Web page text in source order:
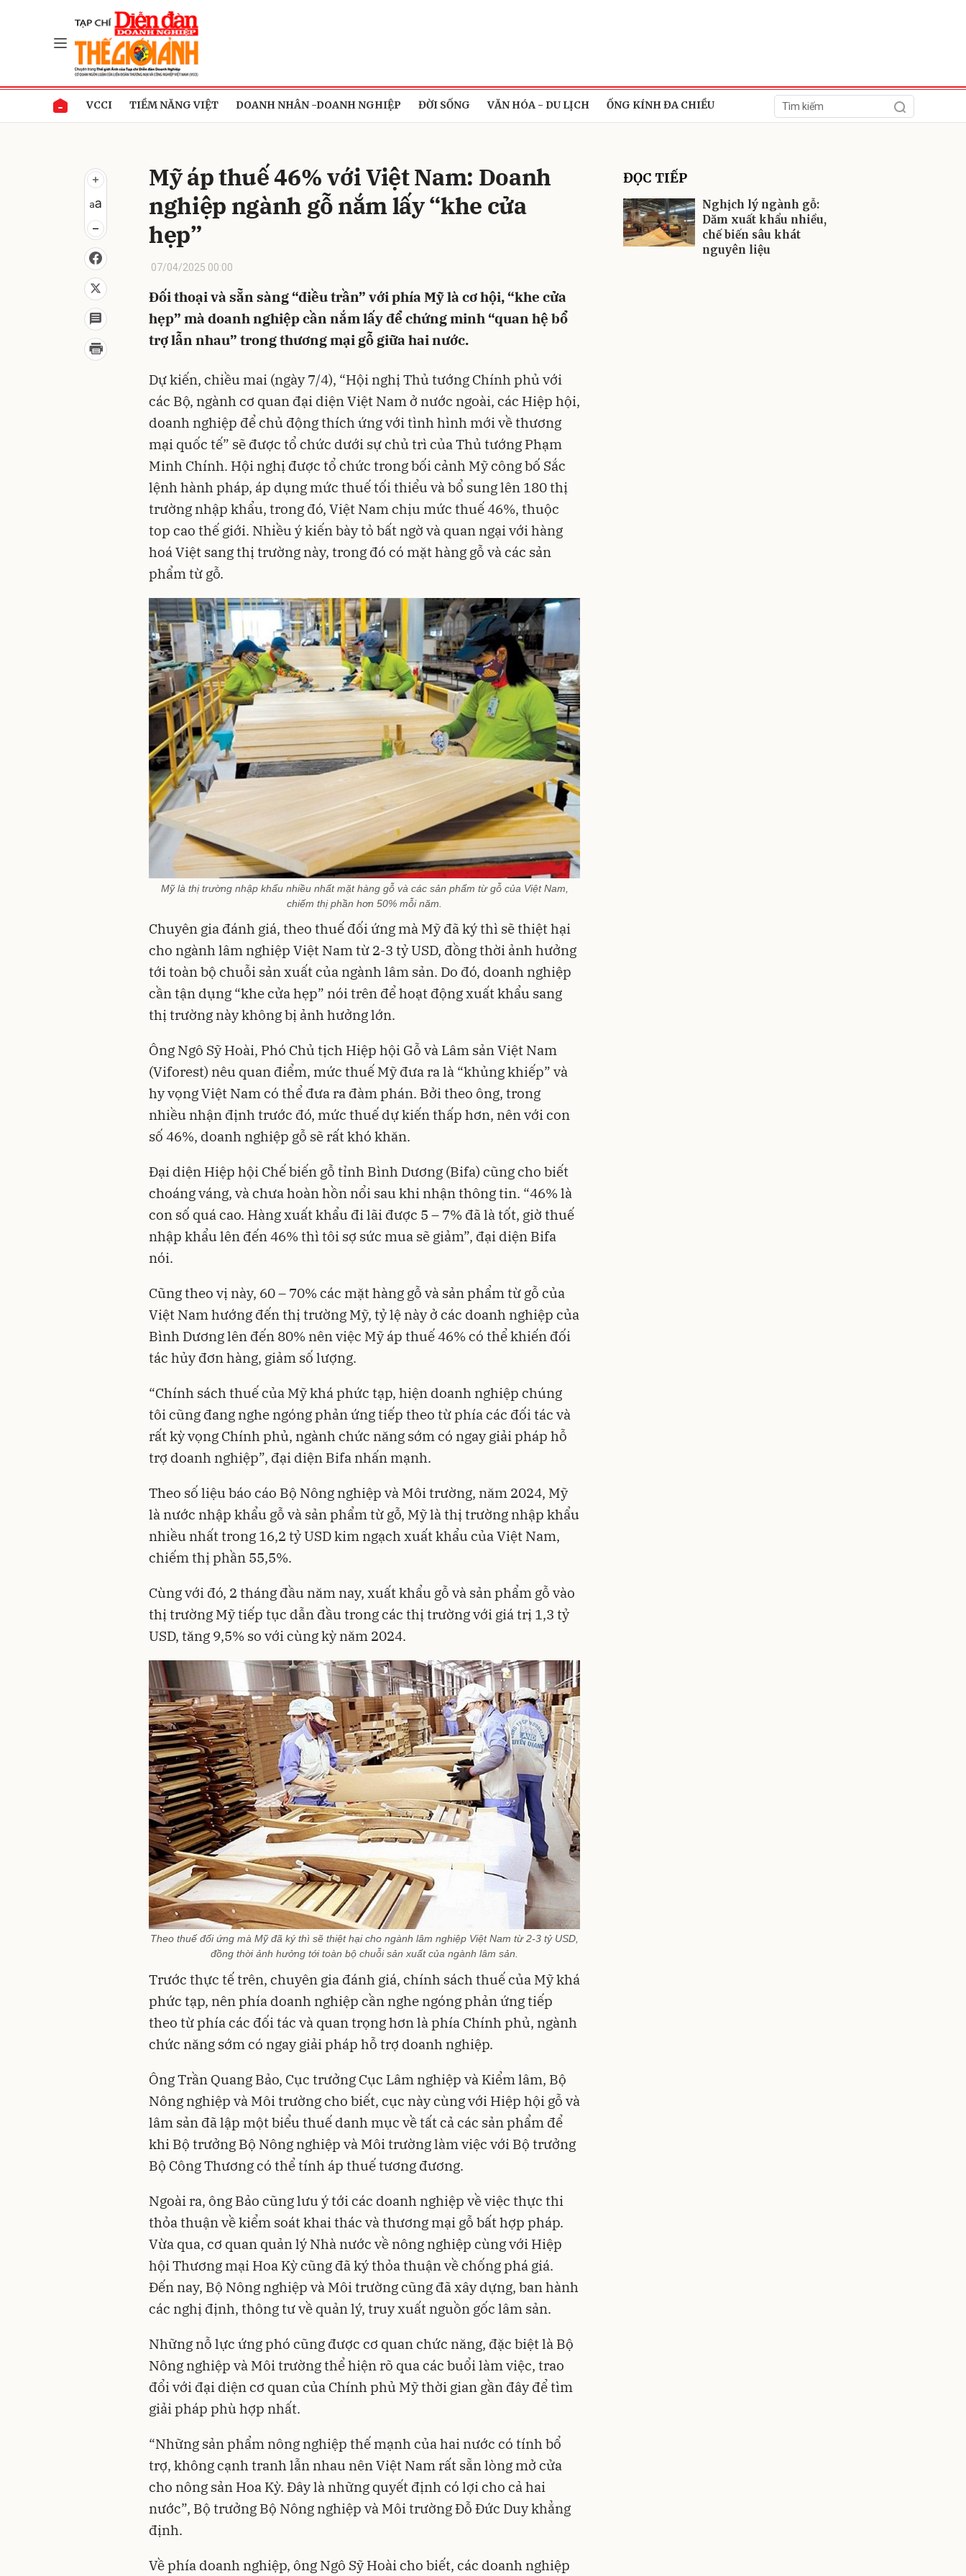
VCCI TIỀM NĂNG VIỆT DOANH NHÂN -DOANH NGHIỆP ĐỜI SỐNG VĂN HÓA - DU LỊCH ỐNG KÍNH ĐA CHIỀU
Mỹ áp thuế 46% với Việt Nam: Doanh
nghiệp ngành gỗ nắm lấy “khe cửa
hẹp”
07/04/2025 00:00
Đối thoại và sẵn sàng “điều trần” với phía Mỹ là cơ hội, “khe cửa
hẹp” mà doanh nghiệp cần nắm lấy để chứng minh “quan hệ bổ
trợ lẫn nhau” trong thương mại gỗ giữa hai nước.
Dự kiến, chiều mai (ngày 7/4), “Hội nghị Thủ tướng Chính phủ với
các Bộ, ngành cơ quan đại diện Việt Nam ở nước ngoài, các Hiệp hội,
doanh nghiệp để chủ động thích ứng với tình hình mới về thương
mại quốc tế” sẽ được tổ chức dưới sự chủ trì của Thủ tướng Phạm
Minh Chính. Hội nghị được tổ chức trong bối cảnh Mỹ công bố Sắc
lệnh hành pháp, áp dụng mức thuế tối thiểu và bổ sung lên 180 thị
trường nhập khẩu, trong đó, Việt Nam chịu mức thuế 46%, thuộc
top cao thế giới. Nhiều ý kiến bày tỏ bất ngờ và quan ngại với hàng
hoá Việt sang thị trường này, trong đó có mặt hàng gỗ và các sản
phẩm từ gỗ.
Mỹ là thị trường nhập khẩu nhiều nhất mặt hàng gỗ và các sản phẩm từ gỗ của Việt Nam,
chiếm thị phần hơn 50% mỗi năm.
Chuyên gia đánh giá, theo thuế đối ứng mà Mỹ đã ký thì sẽ thiệt hại
cho ngành lâm nghiệp Việt Nam từ 2-3 tỷ USD, đồng thời ảnh hưởng
tới toàn bộ chuỗi sản xuất của ngành lâm sản. Do đó, doanh nghiệp
cần tận dụng “khe cửa hẹp” nói trên để hoạt động xuất khẩu sang
thị trường này không bị ảnh hưởng lớn.
Ông Ngô Sỹ Hoài, Phó Chủ tịch Hiệp hội Gỗ và Lâm sản Việt Nam
(Viforest) nêu quan điểm, mức thuế Mỹ đưa ra là “khủng khiếp” và
hy vọng Việt Nam có thể đưa ra đàm phán. Bởi theo ông, trong
nhiều nhận định trước đó, mức thuế dự kiến thấp hơn, nên với con
số 46%, doanh nghiệp gỗ sẽ rất khó khăn.
Đại diện Hiệp hội Chế biến gỗ tỉnh Bình Dương (Bifa) cũng cho biết
choáng váng, và chưa hoàn hồn nổi sau khi nhận thông tin. “46% là
con số quá cao. Hàng xuất khẩu đi lãi được 5 – 7% đã là tốt, giờ thuế
nhập khẩu lên đến 46% thì tôi sợ sức mua sẽ giảm”, đại diện Bifa
nói.
Cũng theo vị này, 60 – 70% các mặt hàng gỗ và sản phẩm từ gỗ của
Việt Nam hướng đến thị trường Mỹ, tỷ lệ này ở các doanh nghiệp của
Bình Dương lên đến 80% nên việc Mỹ áp thuế 46% có thể khiến đối
tác hủy đơn hàng, giảm số lượng.
“Chính sách thuế của Mỹ khá phức tạp, hiện doanh nghiệp chúng
tôi cũng đang nghe ngóng phản ứng tiếp theo từ phía các đối tác và
rất kỳ vọng Chính phủ, ngành chức năng sớm có ngay giải pháp hỗ
trợ doanh nghiệp”, đại diện Bifa nhấn mạnh.
Theo số liệu báo cáo Bộ Nông nghiệp và Môi trường, năm 2024, Mỹ
là nước nhập khẩu gỗ và sản phẩm từ gỗ, Mỹ là thị trường nhập khẩu
nhiều nhất trong 16,2 tỷ USD kim ngạch xuất khẩu của Việt Nam,
chiếm thị phần 55,5%.
Cùng với đó, 2 tháng đầu năm nay, xuất khẩu gỗ và sản phẩm gỗ vào
thị trường Mỹ tiếp tục dẫn đầu trong các thị trường với giá trị 1,3 tỷ
USD, tăng 9,5% so với cùng kỳ năm 2024.
Theo thuế đối ứng mà Mỹ đã ký thì sẽ thiệt hại cho ngành lâm nghiệp Việt Nam từ 2-3 tỷ USD,
đồng thời ảnh hưởng tới toàn bộ chuỗi sản xuất của ngành lâm sản.
Trước thực tế trên, chuyên gia đánh giá, chính sách thuế của Mỹ khá
phức tạp, nên phía doanh nghiệp cần nghe ngóng phản ứng tiếp
theo từ phía các đối tác và quan trọng hơn là phía Chính phủ, ngành
chức năng sớm có ngay giải pháp hỗ trợ doanh nghiệp.
Ông Trần Quang Bảo, Cục trưởng Cục Lâm nghiệp và Kiểm lâm, Bộ
Nông nghiệp và Môi trường cho biết, cục này cùng với Hiệp hội gỗ và
lâm sản đã lập một biểu thuế danh mục về tất cả các sản phẩm để
khi Bộ trưởng Bộ Nông nghiệp và Môi trường làm việc với Bộ trưởng
Bộ Công Thương có thể tính áp thuế tương đương.
Ngoài ra, ông Bảo cũng lưu ý tới các doanh nghiệp về việc thực thi
thỏa thuận về kiểm soát khai thác và thương mại gỗ bất hợp pháp.
Vừa qua, cơ quan quản lý Nhà nước về nông nghiệp cùng với Hiệp
hội Thương mại Hoa Kỳ cũng đã ký thỏa thuận về chống phá giá.
Đến nay, Bộ Nông nghiệp và Môi trường cũng đã xây dựng, ban hành
các nghị định, thông tư về quản lý, truy xuất nguồn gốc lâm sản.
Những nỗ lực ứng phó cũng được cơ quan chức năng, đặc biệt là Bộ
Nông nghiệp và Môi trường thể hiện rõ qua các buổi làm việc, trao
đổi với đại diện cơ quan của Chính phủ Mỹ thời gian gần đây để tìm
giải pháp phù hợp nhất.
“Những sản phẩm nông nghiệp thế mạnh của hai nước có tính bổ
trợ, không cạnh tranh lẫn nhau nên Việt Nam rất sẵn lòng mở cửa
cho nông sản Hoa Kỳ. Đây là những quyết định có lợi cho cả hai
nước”, Bộ trưởng Bộ Nông nghiệp và Môi trường Đỗ Đức Duy khẳng
định.
Về phía doanh nghiệp, ông Ngô Sỹ Hoài cho biết, các doanh nghiệp
ĐỌC TIẾP
Nghịch lý ngành gỗ:
Dăm xuất khẩu nhiều,
chế biến sâu khát
nguyên liệu
Gửi